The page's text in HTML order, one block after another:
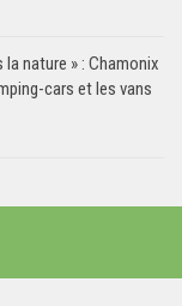
nature » : Chamonix
cars et les vans